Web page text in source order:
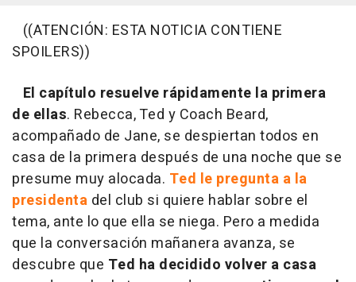
((ATENCIÓN: ESTA NOTICIA CONTIENE
SPOILERS))
El capítulo resuelve rápidamente la primera
de ellas. Rebecca, Ted y Coach Beard,
acompañado de Jane, se despiertan todos en
casa de la primera después de una noche que se
presume muy alocada. Ted le pregunta a la
presidenta del club si quiere hablar sobre el
tema, ante lo que ella se niega. Pero a medida
que la conversación mañanera avanza, se
descubre que Ted ha decidido volver a casa